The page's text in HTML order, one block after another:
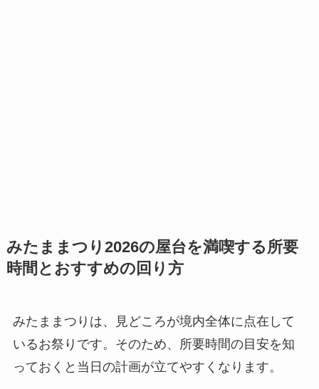
みたままつり2026の屋台を満喫する所要
時間とおすすめの回り方
みたままつりは、見どころが境内全体に点在して
いるお祭りです。そのため、所要時間の目安を知
っておくと当日の計画が立てやすくなります。